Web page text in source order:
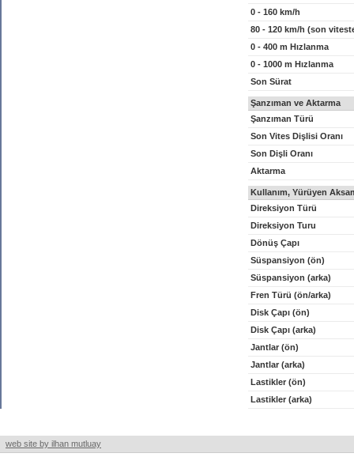
0 - 160 km/h
80 - 120 km/h (son
0 - 400 m Hızlanma
0 - 1000 m Hızlanma
Son Sürat
Şanzıman ve Aktarma
Şanzıman Türü
Son Vites Dişlisi Oranı
Son Dişli Oranı
Aktarma
Kullanım, Yürüyen
Direksiyon Türü
Direksiyon Turu
Dönüş Çapı
Süspansiyon (ön)
Süspansiyon (arka)
Fren Türü (ön/arka)
Disk Çapı (ön)
Disk Çapı (arka)
Jantlar (ön)
Jantlar (arka)
Lastikler (ön)
Lastikler (arka)
web site by ilhan mutluay